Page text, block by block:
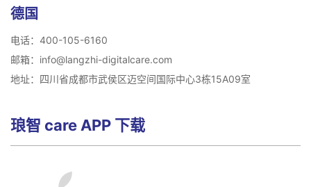
德国
电话：400-105-6160
邮箱：info@langzhi-digitalcare.com
地址：四川省成都市武侯区迈空间国际中心3栋15A09室
琅智 care APP 下载